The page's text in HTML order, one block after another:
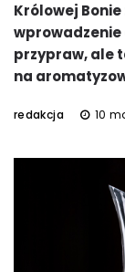
Królowej
wprowadzenie
przypraw, ale
na
redakcja 10